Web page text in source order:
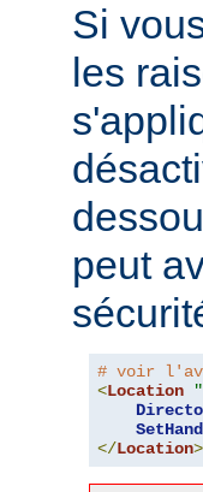
Si
les
peut
# voir
<Location
</Location>